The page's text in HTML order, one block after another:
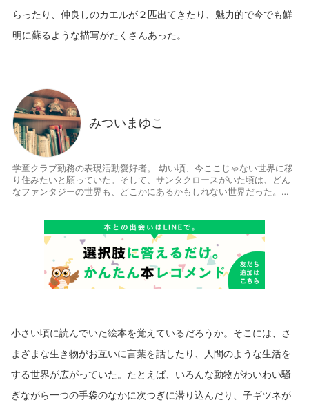
らったり、仲良しのカエルが２匹出てきたり、魅力的で今でも鮮
明に蘇るような描写がたくさんあった。
みついまゆこ
学童クラブ勤務の表現活動愛好者。 幼い頃、今ここじゃない世界に移
り住みたいと願っていた。そして、サンタクロースがいた頃は、どん
なファンタジーの世界も、どこかにあるかもしれない世界だった。そ
が全てがらがら崩れて消えてった。わたしは絶望した。 それからのわ
たしは、学校や宿題や入試という社会現象に文句を言いつつ結局は無
難に四年制大学に入学し、卒業し、会社へ就職した。でもやっぱり常
に、今ここじゃない世界シンドロームから抜け出せなかった。 そし
て、会社をやめた。つまり、数年で退職するという典型的な若者にな
った。 その後、大学院修士課程に入って真面目に教育学を学び、研究
ンス、詩、論文、演劇、手当たり次第表現活動に首を突っ込んでみた
向き合う静かな時間がやはりとても好きだと最近改めて思う。 その一
方で現在の職場である学童クラブでは、子どもたちとの肉弾戦を繰り
広げつつ日々子どもたちといかに接するか懊悩しており、そんなせわ
しない日々もこよなく愛している。 それと、キノコが好き。
小さい頃に読んでいた絵本を覚えているだろうか。そこには、さ
まざまな生き物がお互いに言葉を話したり、人間のような生活を
する世界が広がっていた。たとえば、いろんな動物がわいわい騒
ぎながら一つの手袋のなかに次つぎに潜り込んだり、子ギツネが